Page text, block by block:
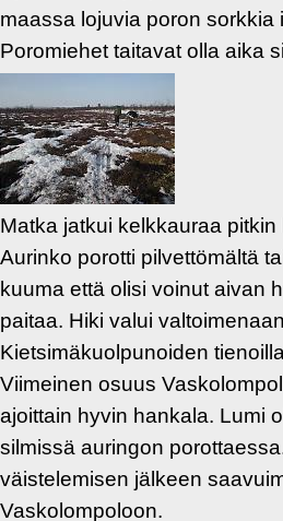
maassa lojuvia poron sorkkia
Poromiehet taitavat olla aika
Matka jatkui kelkkauraa
Aurinko porotti pilvettömältä
kuuma että olisi voinut aivan
paitaa. Hiki valui
Kietsimäkuolpunoiden
Viimeinen osuus
ajoittain hyvin hankala. Lumi
silmissä auringon
väistelemisen jälkeen
Vaskolompoloon.